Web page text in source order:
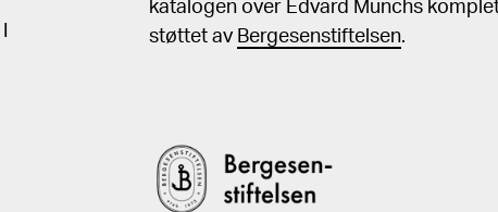
katalogen over Edvard Munchs
støttet av Bergesenstiftelsen.